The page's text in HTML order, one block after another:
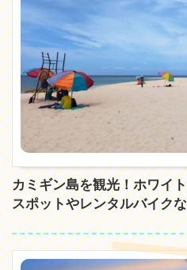
カミギン島を観光！ホワイ
スポットやレンタルバイク